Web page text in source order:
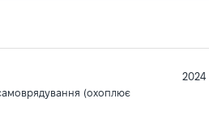
(охоплює
2024